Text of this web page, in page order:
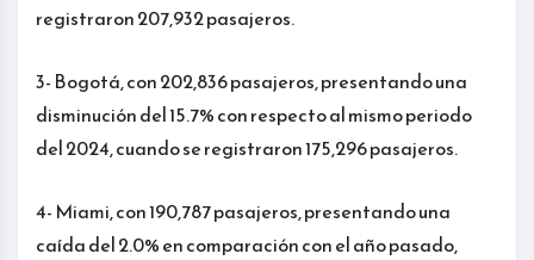
registraron 207,932 pasajeros.
3- Bogotá, con 202,836 pasajeros, presentando una
disminución del 15.7% con respecto al mismo periodo
del 2024, cuando se registraron 175,296 pasajeros.
4- Miami, con 190,787 pasajeros, presentando una
caída del 2.0% en comparación con el año pasado,